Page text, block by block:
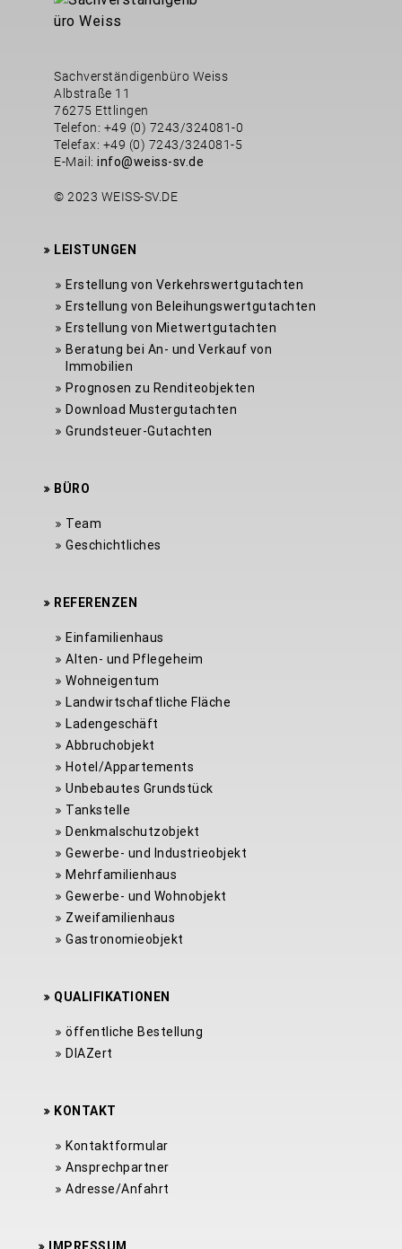
Sachverständigenbüro Weiss
Albstraße 11
76275 Ettlingen
Telefon: +49 (0) 7243/324081-0
Telefax: +49 (0) 7243/324081-5
E-Mail: info@weiss-sv.de
© 2023 WEISS-SV.DE
LEISTUNGEN
Erstellung von Verkehrswertgutachten
Erstellung von Beleihungswertgutachten
Erstellung von Mietwertgutachten
Beratung bei An- und Verkauf von
Immobilien
Prognosen zu Renditeobjekten
Download Mustergutachten
Grundsteuer-Gutachten
BÜRO
Team
Geschichtliches
REFERENZEN
Einfamilienhaus
Alten- und Pflegeheim
Wohneigentum
Landwirtschaftliche Fläche
Ladengeschäft
Abbruchobjekt
Hotel/Appartements
Unbebautes Grundstück
Tankstelle
Denkmalschutzobjekt
Gewerbe- und Industrieobjekt
Mehrfamilienhaus
Gewerbe- und Wohnobjekt
Zweifamilienhaus
Gastronomieobjekt
QUALIFIKATIONEN
öffentliche Bestellung
DIAZert
KONTAKT
Kontaktformular
Ansprechpartner
Adresse/Anfahrt